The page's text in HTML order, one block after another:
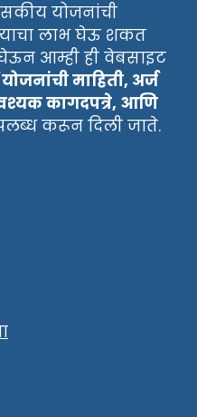
योजनांची
लाभ घेऊ शकत
आम्ही ही वेबसाइट
माहिती, अर्ज
कागदपत्रे, आणि
करून दिली जाते.